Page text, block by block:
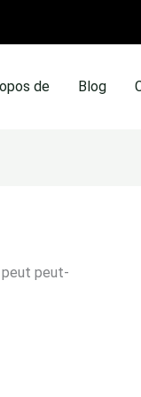
de Blog
peut peut-